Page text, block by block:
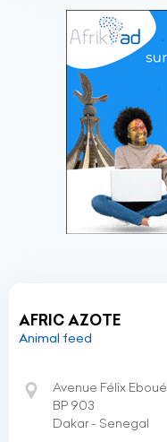
AFRIC AZOTE
Animal feed
Avenue Félix Eboué
BP 903
Dakar - Senegal